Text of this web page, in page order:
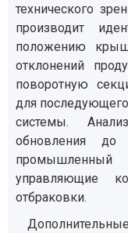
технического
производит
положению
отклонений
поворотную
для последующего
системы.
обновления
промышленный
управляющие
отбраковки.